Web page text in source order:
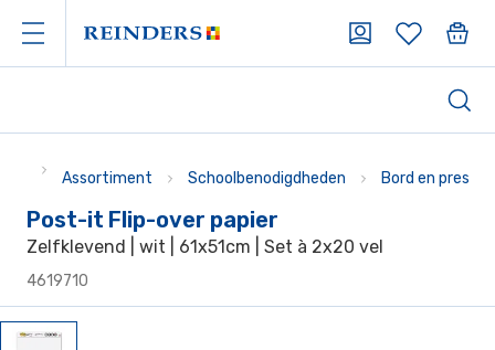
Assortiment Schoolbenodigdheden Bord en
Post-it Flip-over papier
Zelfklevend | wit | 61x51cm | Set à 2x20 vel
4619710